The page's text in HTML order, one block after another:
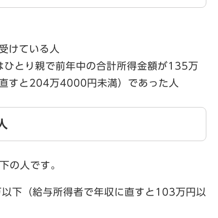
けている人
ひとり親で前年中の合計所得金額が135万
すと204万4000円未満）であった人
の人です。
下（給与所得者で年収に直すと103万円以